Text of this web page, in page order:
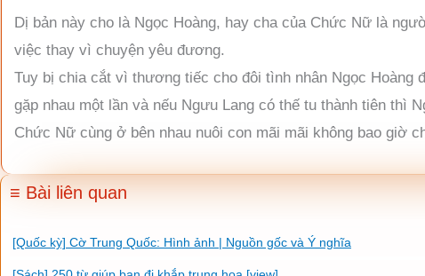
Dị bản này cho là Ngọc Hoàng, hay cha của Chức Nữ là
việc thay vì chuyện yêu đương.
Tuy bị chia cắt vì thương tiếc cho đôi tình nhân Ngọc
gặp nhau một lần và nếu Ngưu Lang có thế tu thành tiên thì
Chức Nữ cùng ở bên nhau nuôi con mãi mãi không bao giờ
≡ Bài liên quan
[Quốc kỳ] Cờ Trung Quốc: Hình ảnh | Nguồn gốc và Ý nghĩa